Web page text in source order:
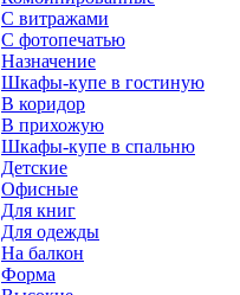
С витражами
С фотопечатью
Назначение
Шкафы-купе в гостиную
В коридор
В прихожую
Шкафы-купе в спальню
Детские
Офисные
Для книг
Для одежды
На балкон
Форма